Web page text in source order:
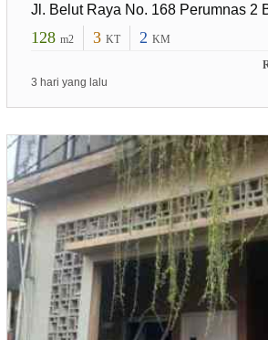
Jl. Belut Raya No. 168 Perumnas 2
128 m2 3 KT 2 KM
3 hari yang lalu